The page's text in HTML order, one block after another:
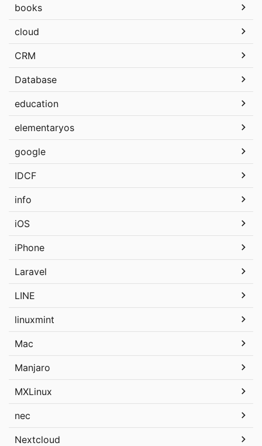
books
cloud
CRM
Database
education
elementaryos
google
IDCF
info
iOS
iPhone
Laravel
LINE
linuxmint
Mac
Manjaro
MXLinux
nec
Nextcloud